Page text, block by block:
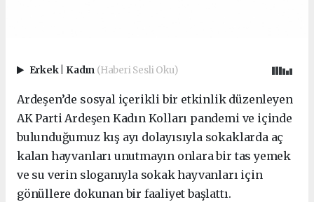
Erkek Kadın (Haberi Sesli Oku)
Ardeşen’de sosyal içerikli bir etkinlik düzenleyen
AK Parti Ardeşen Kadın Kolları pandemi ve içinde
bulunduğumuz kış ayı dolayısıyla sokaklarda aç
kalan hayvanları unutmayın onlara bir tas yemek
ve su verin sloganıyla sokak hayvanları için
gönüllere dokunan bir faaliyet başlattı.